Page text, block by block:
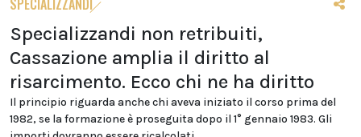
SPECIALIZZANDI
Specializzandi non retribuiti,
Cassazione amplia il diritto al
risarcimento. Ecco chi ne ha diritto
Il principio riguarda anche chi aveva iniziato il corso prima del
1982, se la formazione è proseguita dopo il 1° gennaio 1983. Gli